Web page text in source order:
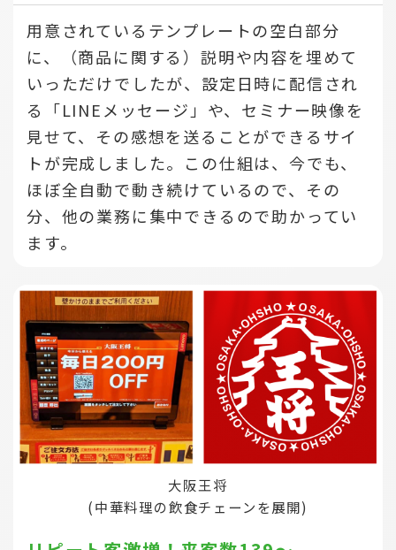
用意されているテンプレートの空白部分
に、（商品に関する）説明や内容を埋めて
いっただけでしたが、設定日時に配信され
る「LINEメッセージ」や、セミナー映像を
見せて、その感想を送ることができるサイ
トが完成しました。この仕組は、今でも、
ほぼ全自動で動き続けているので、その
分、他の業務に集中できるので助かってい
ます。
大阪王将
(中華料理の飲食チェーンを展開)